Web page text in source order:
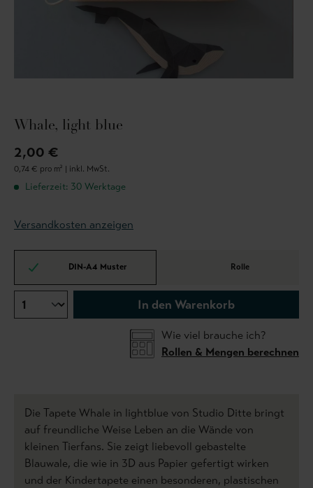
Whale, light blue
2,00 €
0,74 € pro m² | inkl. MwSt.
Lieferzeit: 30 Werktage
Versandkosten anzeigen
DIN-A4 Muster Rolle
In den Warenkorb
Wie viel brauche ich?
Rollen & Mengen berechnen
Die Tapete Whale in lightblue von Studio Ditte bringt
auf freundliche Weise Leben an die Wände von
kleinen Tierfans. Sie zeigt liebevoll gebastelte
Blauwale, die wie in 3D aus Papier gefertigt wirken
und der Kindertapete einen besonderen, plastischen